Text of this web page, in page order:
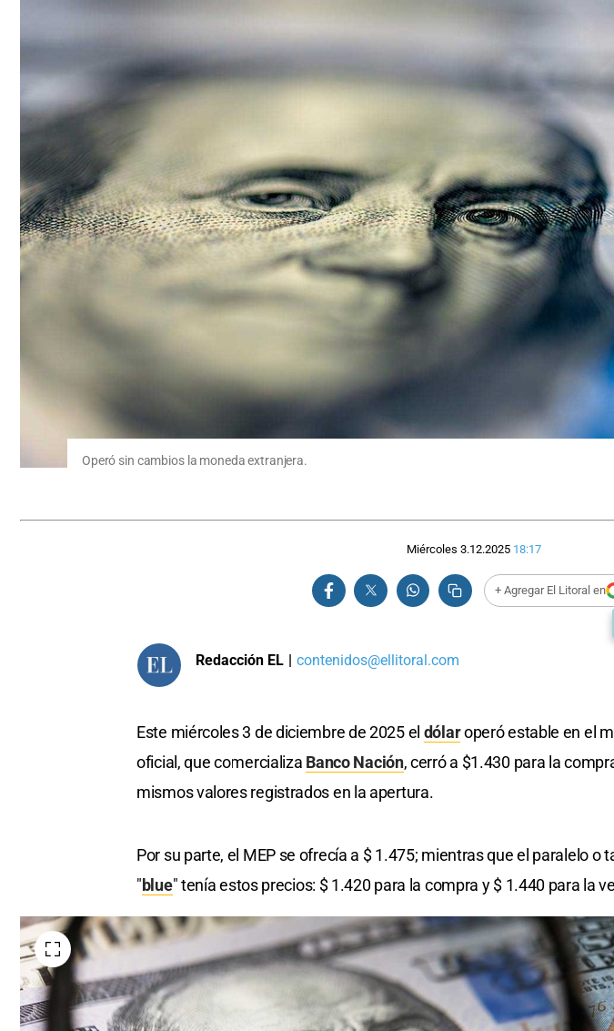
Operó sin cambios la moneda extranjera.
Miércoles 3.12.2025 18:17
+ Agregar El Litoral en
Redacción EL | contenidos@ellitoral.com
Este miércoles 3 de diciembre de 2025 el dólaroperó estable en el
oficial, que comercializa Banco Nación, cerró a $1.430 para la
mismos valores registrados en la apertura.
Por su parte, el MEP se ofrecía a $ 1.475; mientras que el paralelo o
"blue" tenía estos precios: $ 1.420 para la compra y $ 1.440 para la